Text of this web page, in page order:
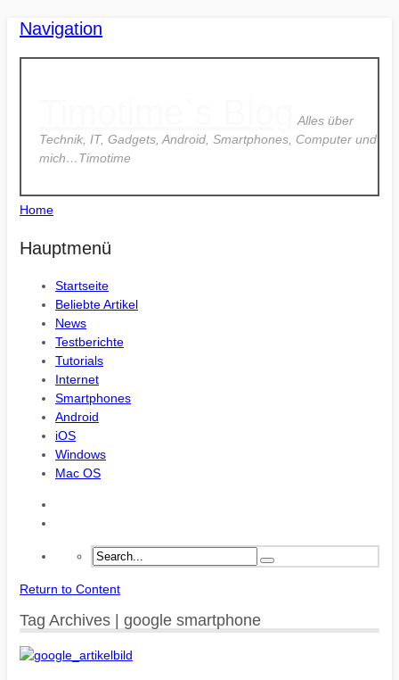
Navigation
Alles über
Technik, IT, Gadgets, Android, Smartphones, Computer und
mich…Timotime
Home
Hauptmenü
Startseite
Beliebte Artikel
News
Testberichte
Tutorials
Internet
Smartphones
Android
iOS
Windows
Mac OS
Return to Content
Tag Archives | google smartphone